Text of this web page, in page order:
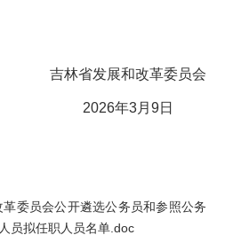
吉林省发展和改革委员会
年3月9日
委员会公开遴选公务员和参照公务
员拟任职人员名单.doc